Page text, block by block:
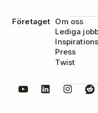
Företaget Om oss
Lediga
Press
Twist